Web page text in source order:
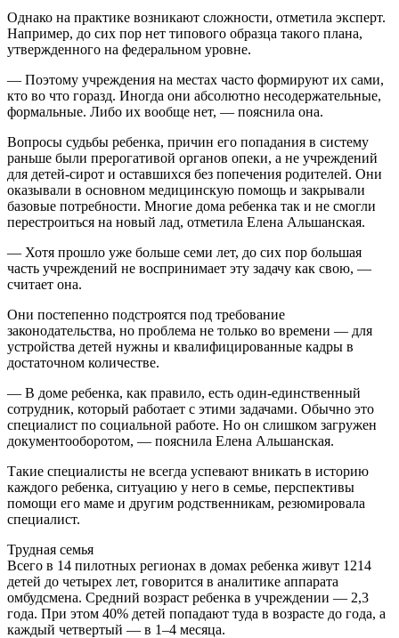
Однако на практике возникают сложности, отметила эксперт.
Например, до сих пор нет типового образца такого плана,
утвержденного на федеральном уровне.
— Поэтому учреждения на местах часто формируют их сами,
кто во что горазд. Иногда они абсолютно несодержательные,
формальные. Либо их вообще нет, — пояснила она.
Вопросы судьбы ребенка, причин его попадания в систему
раньше были прерогативой органов опеки, а не учреждений
для детей-сирот и оставшихся без попечения родителей. Они
оказывали в основном медицинскую помощь и закрывали
базовые потребности. Многие дома ребенка так и не смогли
перестроиться на новый лад, отметила Елена Альшанская.
— Хотя прошло уже больше семи лет, до сих пор большая
часть учреждений не воспринимает эту задачу как свою, —
считает она.
Они постепенно подстроятся под требование
законодательства, но проблема не только во времени — для
устройства детей нужны и квалифицированные кадры в
достаточном количестве.
— В доме ребенка, как правило, есть один-единственный
сотрудник, который работает с этими задачами. Обычно это
специалист по социальной работе. Но он слишком загружен
документооборотом, — пояснила Елена Альшанская.
Такие специалисты не всегда успевают вникать в историю
каждого ребенка, ситуацию у него в семье, перспективы
помощи его маме и другим родственникам, резюмировала
специалист.
Трудная семья
Всего в 14 пилотных регионах в домах ребенка живут 1214
детей до четырех лет, говорится в аналитике аппарата
омбудсмена. Средний возраст ребенка в учреждении — 2,3
года. При этом 40% детей попадают туда в возрасте до года, а
каждый четвертый — в 1–4 месяца.